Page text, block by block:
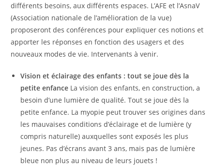
différents besoins, aux différents espaces. L’AFE et l’AsnaV
(Association nationale de l’amélioration de la vue)
proposeront des conférences pour expliquer ces notions et
apporter les réponses en fonction des usagers et des
nouveaux modes de vie. Intervenants à venir.
Vision et éclairage des enfants : tout se joue dès la
petite enfance La vision des enfants, en construction, a
besoin d’une lumière de qualité. Tout se joue dès la
petite enfance. La myopie peut trouver ses origines dans
les mauvaises conditions d’éclairage et de lumière (y
compris naturelle) auxquelles sont exposés les plus
jeunes. Pas d’écrans avant 3 ans, mais pas de lumière
bleue non plus au niveau de leurs jouets !